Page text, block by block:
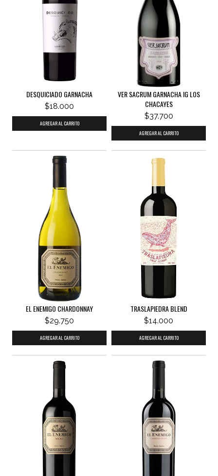
DESQUICIADO GARNACHA
$18.000
VER SACRUM GARNACHA IG LOS
CHACAYES
$37.700
EL ENEMIGO CHARDONNAY
$29.750
TRASLAPIEDRA BLEND
$14.000